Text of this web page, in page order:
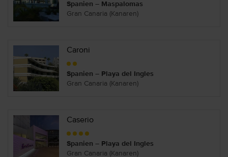
Spanien – Maspalomas
Gran Canaria (Kanaren)
Caroni
Spanien – Playa del Ingles
Gran Canaria (Kanaren)
Caserio
Spanien – Playa del Ingles
Gran Canaria (Kanaren)